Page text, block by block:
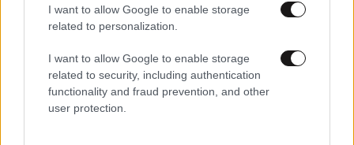
I want to allow Google to enable storage
related to personalization.
I want to allow Google to enable storage
related to security, including authentication
functionality and fraud prevention, and other
user protection.
sov 29·06·2022 09:51